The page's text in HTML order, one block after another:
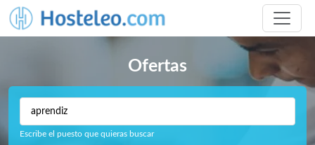
Ofertas
Escribe el puesto que quieras buscar